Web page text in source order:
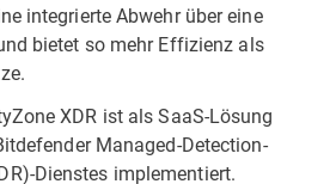
integrierte Abwehr über eine
bietet so mehr Effizienz als
XDR ist als SaaS-Lösung
Managed-Detection-
Dienstes implementiert.